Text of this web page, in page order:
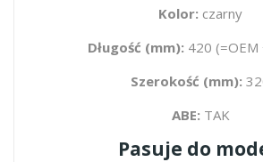
Kolor: czarny
Długość (mm): 420 (=OEM
Szerokość (mm):
ABE: TAK
Pasuje do